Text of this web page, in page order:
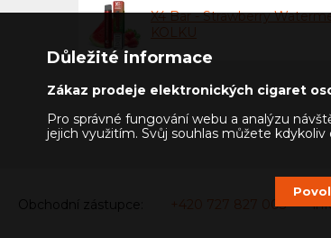
X4 Bar - Strawberry
KOLKU
Obchodní zástupce: +420 727 827 005
Důležité informace
Zákaz prodeje elektronických cigaret
Pro správné fungování webu a analýzu
jejich využitím. Svůj souhlas můžete